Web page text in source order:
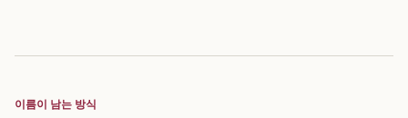
이름이 남는 방식